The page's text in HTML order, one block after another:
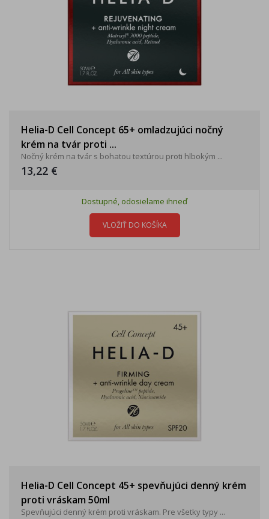
Helia-D Cell Concept 65+ omladzujúci nočný
krém na tvár proti ...
Nočný krém na tvár s bohatou textúrou proti hlbokým ...
13,22 €
Dostupné, odosielame ihneď
VLOŽIŤ DO KOŠÍKA
Helia-D Cell Concept 45+ spevňujúci denný krém
proti vráskam 50ml
Spevňujúci denný krém proti vráskam. Pre všetky typy ...